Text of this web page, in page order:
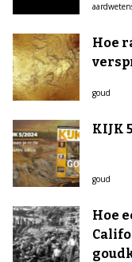
Hoe
goud
KIJK
goud
Hoe